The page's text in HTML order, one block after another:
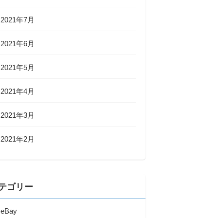
2021年7月
2021年6月
2021年5月
2021年4月
2021年3月
2021年2月
ゴリー
eBay